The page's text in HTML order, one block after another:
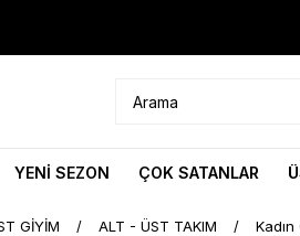
YENİ SEZON ÇOK SATANLAR
GİYİM ALT - ÜST TAKIM